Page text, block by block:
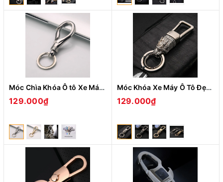
Móc Chìa Khóa Ô tô Xe Máy Nhỏ Gọn BCK2-675 Có Móc Đỉa Quần Xoay 360° ( giao màu ngẫu nhiên )
129.000₫
Móc Khóa Xe Máy Ô Tô Đẹp Gài Thắt Lưng Tiện Lợi BCK-509 Đẹp Độc Lạ Bền Chắc Sang Trọng ( giao màu ngẫu nhiên )
129.000₫